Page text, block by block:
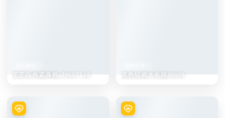
芝芝白色紧身裤s29687148 黑色短裤大长腿J9699